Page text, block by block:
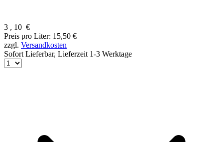
3 , 10 €
Preis pro Liter: 15,50 €
zzgl. Versandkosten
Sofort Lieferbar, Lieferzeit 1-3 Werktage